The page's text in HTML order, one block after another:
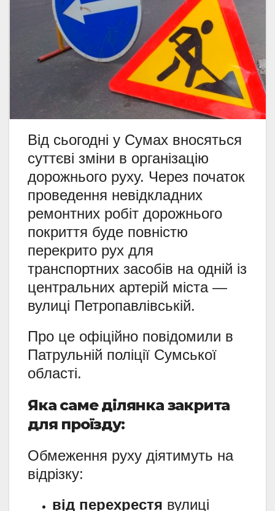
Від сьогодні у Сумах вносяться
суттєві зміни в організацію
дорожнього руху. Через початок
проведення невідкладних
ремонтних робіт дорожнього
покриття буде повністю
перекрито рух для
транспортних засобів на одній із
центральних артерій міста —
вулиці Петропавлівській.
Про це офіційно повідомили в
Патрульній поліції Сумської
області.
Яка саме ділянка закрита
для проїзду:
Обмеження руху діятимуть на
відрізку:
від перехрестя вулиці